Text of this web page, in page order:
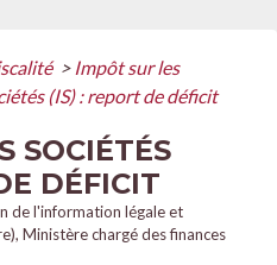
> Impôt sur les
(IS) : report de déficit
SOCIÉTÉS
DÉFICIT
de l'information légale et
Ministère chargé des finances